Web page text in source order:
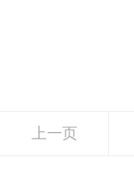
上一页